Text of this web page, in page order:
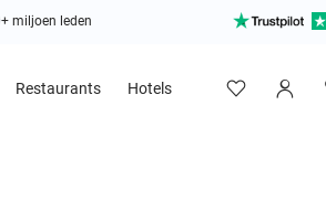
miljoen leden
Restaurants Hotels